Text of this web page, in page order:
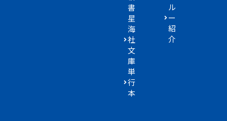
書
星
海
社
文
庫
単
行
本
ル
ー
紹
介